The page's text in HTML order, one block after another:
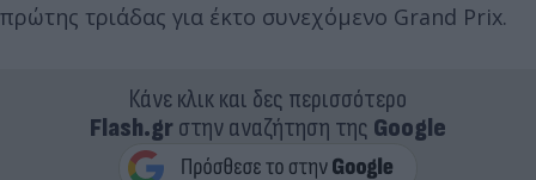
πρώτης τριάδας για έκτο συνεχόμενο Grand Prix.
Κάνε κλικ και δες περισσότερο
Flash.grστην αναζήτηση της Google